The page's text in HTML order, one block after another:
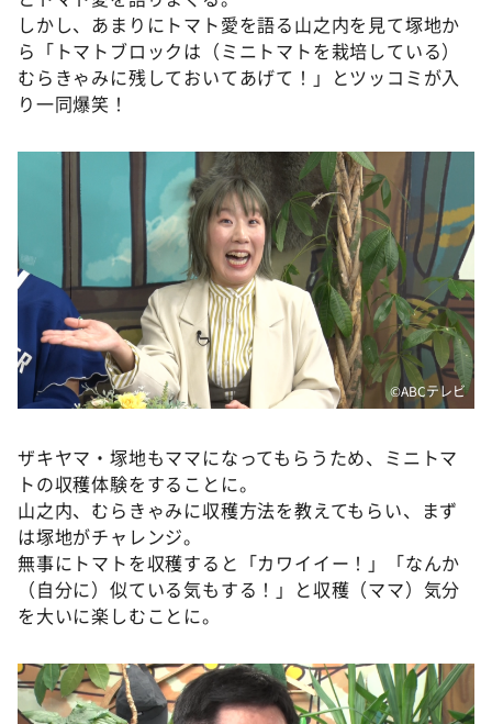
しかし、あまりにトマト愛を語る山之内を見て塚地か
ら「トマトブロックは（ミニトマトを栽培している）
むらきゃみに残しておいてあげて！」とツッコミが入
り一同爆笑！
©️ABCテレビ
ザキヤマ・塚地もママになってもらうため、ミニトマ
トの収穫体験をすることに。
山之内、むらきゃみに収穫方法を教えてもらい、まず
は塚地がチャレンジ。
無事にトマトを収穫すると「カワイイー！」「なんか
（自分に）似ている気もする！」と収穫（ママ）気分
を大いに楽しむことに。